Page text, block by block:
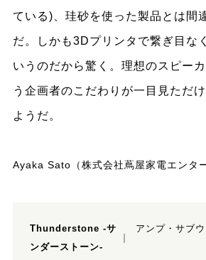
ている)、珪砂を使った製品とは間
だ。しかも3Dプリンタで繋ぎ目な
いうのだから驚く。理想のスピー
う企画者のこだわりが一目見ただ
ようだ。
Ayaka Sato（株式会社蔦屋家電エンタ
Thunderstone -サ
ンダーストーン-
アンプ・サブ